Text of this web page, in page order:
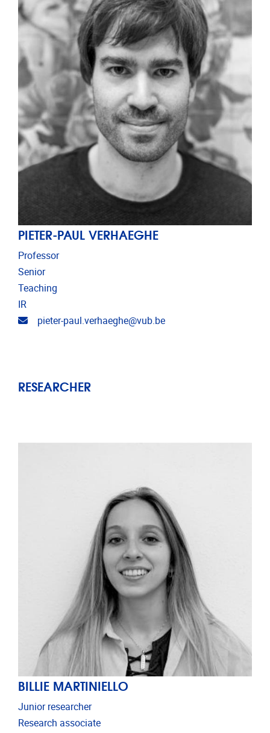
PIETER-PAUL VERHAEGHE
Professor
Senior
Teaching
IR
Email address
pieter-paul.verhaeghe@vub.be
RESEARCHER
BILLIE MARTINIELLO
Junior researcher
Research associate